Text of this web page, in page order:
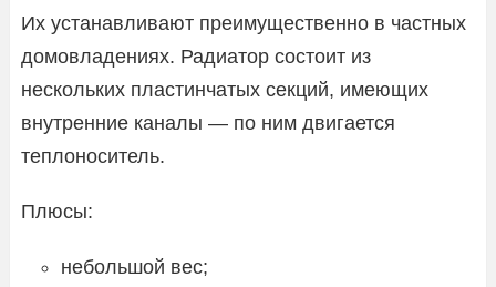
Их устанавливают преимущественно в частных
домовладениях. Радиатор состоит из
нескольких пластинчатых секций, имеющих
внутренние каналы — по ним двигается
теплоноситель.
Плюсы:
небольшой вес;